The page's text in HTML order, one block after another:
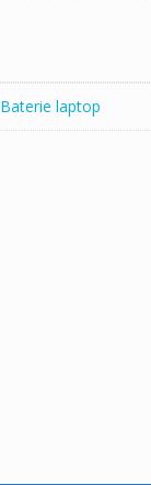
Baterie laptop